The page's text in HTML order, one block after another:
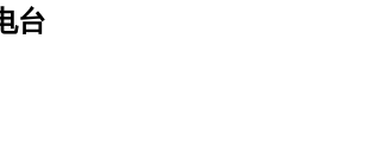
台